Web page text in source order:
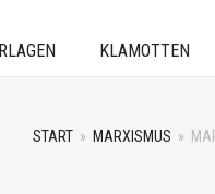
KLAMOTTEN
START » MARXISMUS »